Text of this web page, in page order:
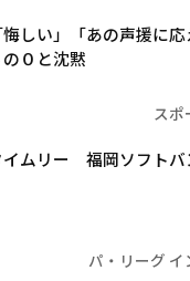
悔しい」「あの声援に
０と沈黙
スポ
ムリー 福岡ソフトバ
パ・リーグ イ